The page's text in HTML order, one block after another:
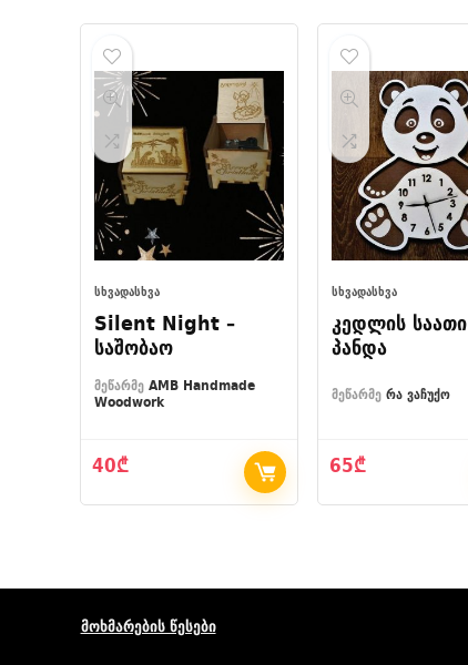
ᲡᲮᲕᲐᲓᲐᲡᲮᲕᲐ
Silent Night –
საშობაო
მეწარმე AMB Handmade
Woodwork
40₾
ᲡᲮᲕᲐᲓᲐᲡᲮᲕᲐ
კედლის საათი
პანდა
მეწარმე რა ვაჩუქო
65₾
მოხმარების წესები